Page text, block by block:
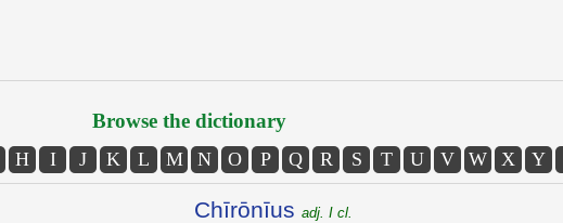
Browse the dictionary
H I J K L M N O P Q R S T U V W X Y
Chīrōnīus adj. I cl.